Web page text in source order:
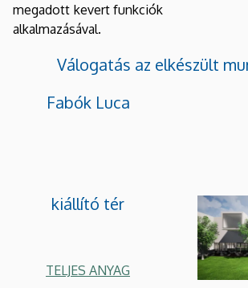
megadott kevert funkciók
alkalmazásával.
Válogatás az elkészült
Fabók Luca
kiállító tér
TELJES ANYAG